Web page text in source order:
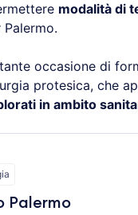
modalità di
occasione di
protesica, che
in ambito
Palermo